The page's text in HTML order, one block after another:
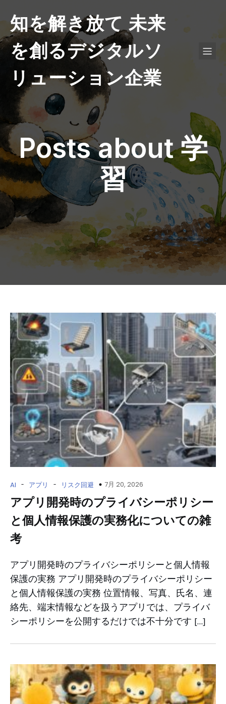
知を解き放て 未来
を創るデジタルソ
リューション企業
Posts about 学
習
AI - アプリ - リスク回避 7月 20, 2026
アプリ開発時のプライバシーポリシー
と個人情報保護の実務化についての雑
考
アプリ開発時のプライバシーポリシーと個人情報
保護の実務 アプリ開発時のプライバシーポリシー
と個人情報保護の実務 位置情報、写真、氏名、連
絡先、端末情報などを扱うアプリでは、プライバ
シーポリシーを公開するだけでは不十分です […]